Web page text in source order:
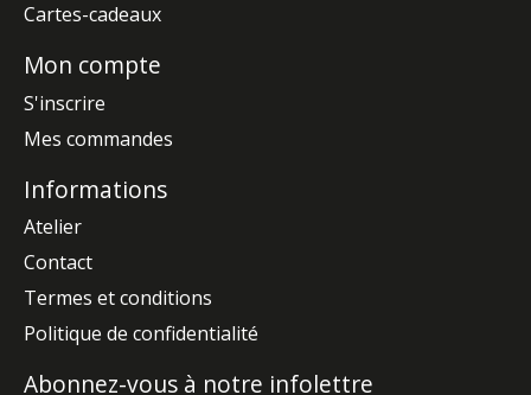
Cartes-cadeaux
Mon compte
S'inscrire
Mes commandes
Informations
Atelier
Contact
Termes et conditions
Politique de confidentialité
Abonnez-vous à notre infolettre